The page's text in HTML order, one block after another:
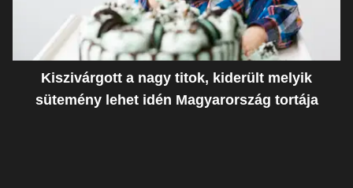
Kiszivárgott a nagy titok, kiderült melyik
sütemény lehet idén Magyarország tortája